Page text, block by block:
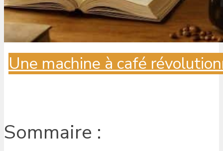
Une machine à café
Sommaire :